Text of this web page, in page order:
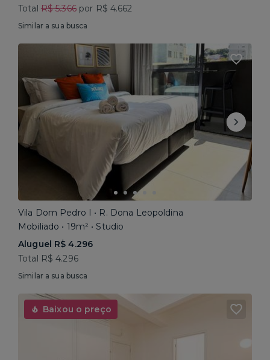
Total R$ 5.366por R$ 4.662
Similar a sua busca
Vila Dom Pedro I • R. Dona Leopoldina
Mobiliado • 19m² • Studio
Aluguel R$ 4.296
Total R$ 4.296
Similar a sua busca
Baixou o preço